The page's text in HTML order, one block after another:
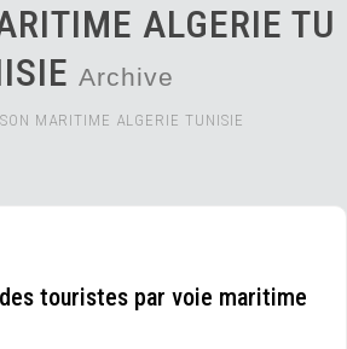
ALGERIE TU
Archive
MARITIME ALGERIE TUNISIE
touristes par voie maritime